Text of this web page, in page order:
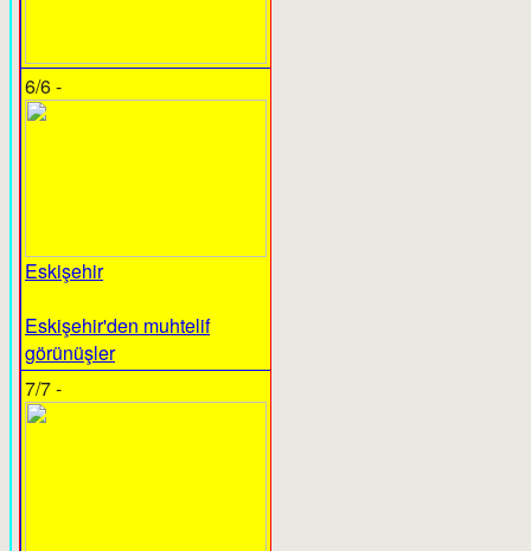
6/6 -
Eskişehir
Eskişehir'den muhtelif
görünüşler
7/7 -